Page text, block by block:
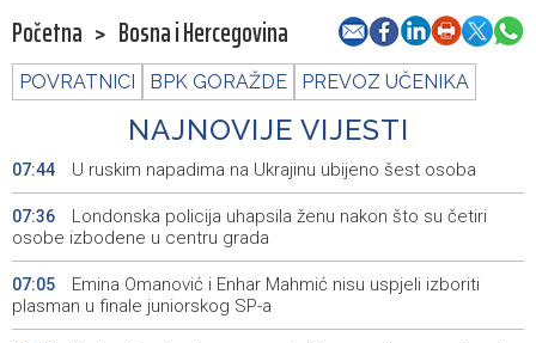
Početna > Bosna i Hercegovina
POVRATNICI BPK GORAŽDE PREVOZ UČENIKA
NAJNOVIJE VIJESTI
07:44 U ruskim napadima na Ukrajinu ubijeno šest osoba
07:36
Londonska policija uhapsila ženu nakon što su četiri
osobe izbodene u centru grada
07:05
Emina Omanović i Enhar Mahmić nisu uspjeli izboriti
plasman u finale juniorskog SP-a